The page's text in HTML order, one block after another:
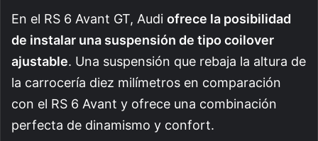
En el RS 6 Avant GT, Audi ofrece la posibilidad
de instalar una suspensión de tipo coilover
ajustable. Una suspensión que rebaja la altura de
la carrocería diez milímetros en comparación
con el RS 6 Avant y ofrece una combinación
perfecta de dinamismo y confort.